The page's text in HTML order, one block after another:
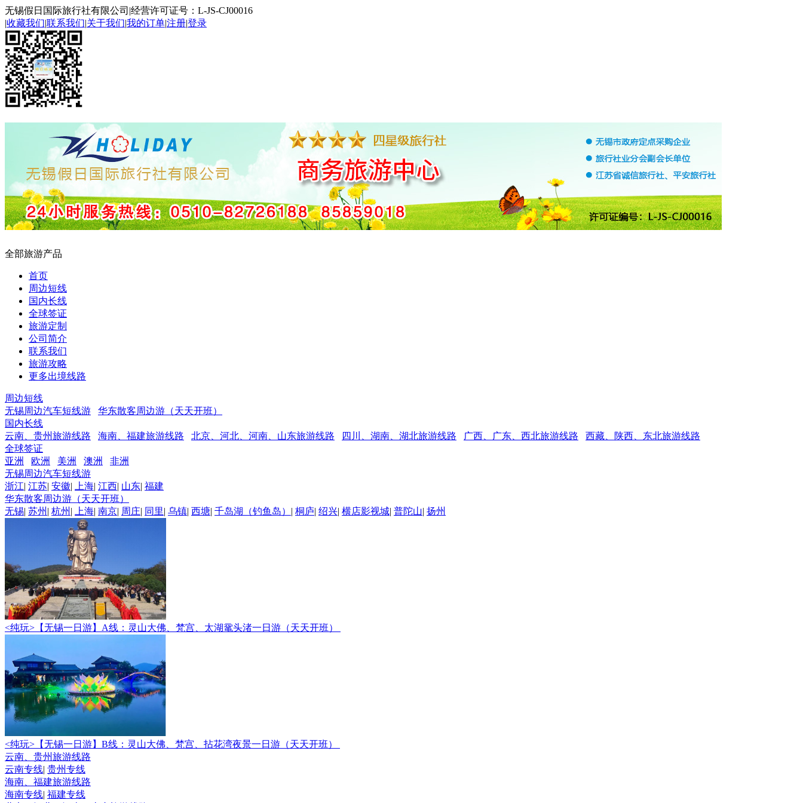
无锡假日国际旅行社有限公司 |经营许可证号：L-JS-CJ00016
|收藏我们|联系我们|关于我们|我的订单|注册|登录
全部旅游产品
首页
周边短线
国内长线
全球签证
旅游定制
公司简介
联系我们
旅游攻略
更多出境线路
周边短线
无锡周边汽车短线游
华东散客周边游（天天开班）
国内长线
云南、贵州旅游线路
海南、福建旅游线路 北京、河北、河南、山东旅游线路 四川、湖南、湖北旅游线路 广西、广东、西北旅游线路
西藏、陕西、东北旅游线路
全球签证
亚洲
欧洲 美洲 澳洲
非洲
无锡周边汽车短线游
浙江| 江苏| 安徽| 上海| 江西| 山东| 福建
华东散客周边游（天天开班）
无锡| 苏州 | 杭州 | 上海| 南京| 周庄| 同里| 乌镇| 西塘| 千岛湖（钓鱼岛） | 桐庐| 绍兴| 横店影视城| 普陀山| 扬州
<纯玩> 【无锡一日游】A线：灵山大佛、梵宫、太湖鼋头渚一日游（天天开班）
<纯玩> 【无锡一日游】B线：灵山大佛、梵宫、拈花湾夜景一日游（天天开班）
云南、贵州旅游线路
云南专线| 贵州专线
海南、福建旅游线路
海南专线| 福建专线